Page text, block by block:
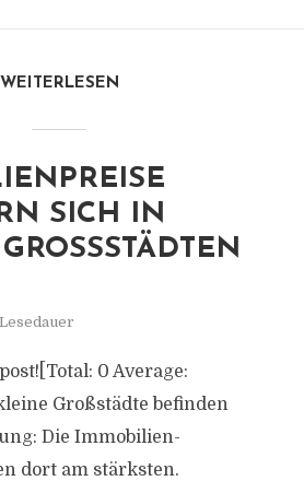
WEITERLESEN
SICH IN
R
0 Average:
Großstädte befinden
Die Immobilien-
dort am stärksten.